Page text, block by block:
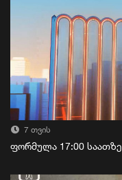
7 თვის
ფორმულა 17:00 საათზე